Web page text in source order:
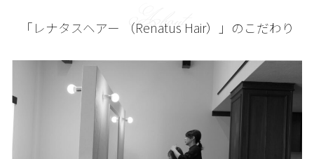
About
「レナタスヘアー （Renatus Hair）」のこだわり